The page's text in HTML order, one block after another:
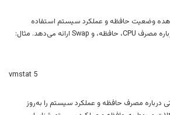
وضعیت حافظه و عملکرد سیستم استفاده
می‌شود و اطلاعات دقیقی درباره مصرف CPU، حافظه، و Swap ارائه می‌دهد. مثال:
vmstat 5
اطلاعاتی درباره مصرف حافظه و عملکرد سیستم را به‌روز